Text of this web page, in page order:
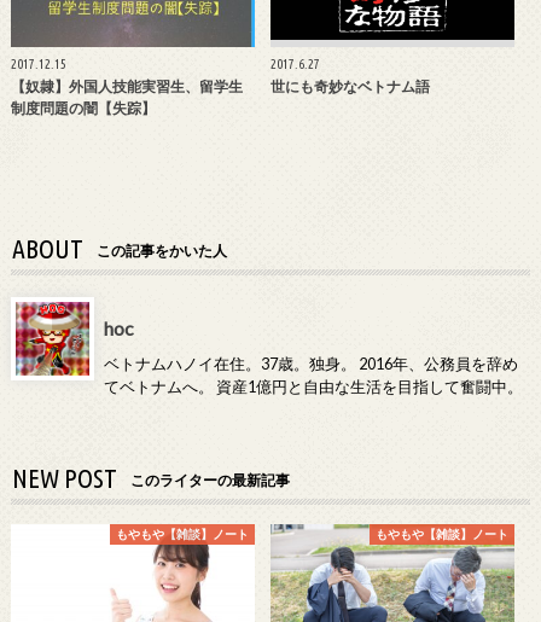
2017.12.15
【奴隷】外国人技能実習生、留学生
制度問題の闇【失踪】
2017.6.27
世にも奇妙なベトナム語
ABOUT この記事をかいた人
hoc
ベトナムハノイ在住。37歳。独身。 2016年、公務員を辞め
てベトナムへ。 資産1億円と自由な生活を目指して奮闘中。
NEW POST このライターの最新記事
もやもや【雑談】ノート もやもや【雑談】ノート